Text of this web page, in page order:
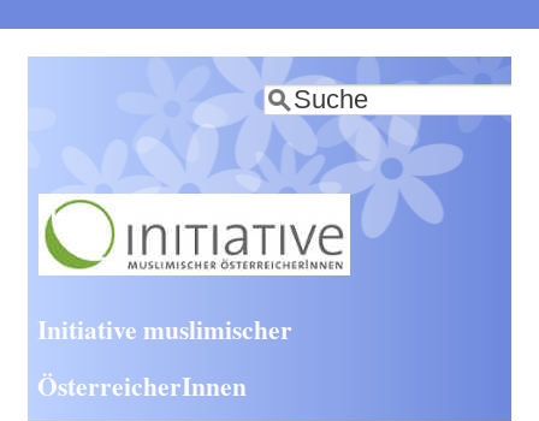
zum
Inhalt
Suche
Initiative muslimischer
ÖsterreicherInnen